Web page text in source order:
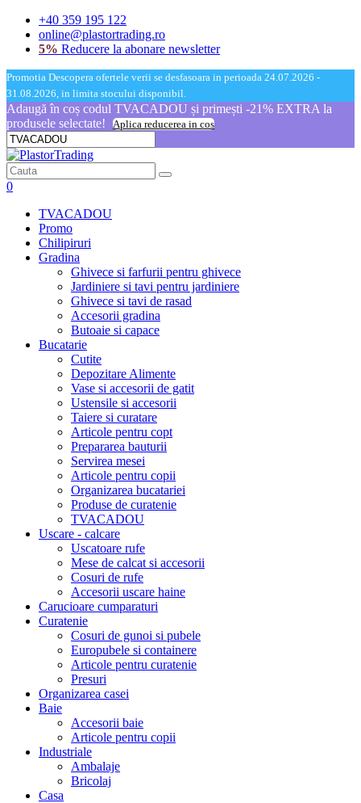
+40 359 195 122
online@plastortrading.ro
5% Reducere la abonare newsletter
Promotia Descopera ofertele verii se desfasoara in perioada 24.07.2026 -
31.08.2026, in limita stocului disponibil.
Adaugă în coș codul TVACADOU și primești -21% EXTRA la
produsele selectate!
Aplica reducerea in cos
0
TVACADOU
Promo
Chilipiruri
Gradina
Ghivece si farfurii pentru ghivece
Jardiniere si tavi pentru jardiniere
Ghivece si tavi de rasad
Accesorii gradina
Butoaie si capace
Bucatarie
Cutite
Depozitare Alimente
Vase si accesorii de gatit
Ustensile si accesorii
Taiere si curatare
Articole pentru copt
Prepararea bauturii
Servirea mesei
Articole pentru copii
Organizarea bucatariei
Produse de curatenie
TVACADOU
Uscare - calcare
Uscatoare rufe
Mese de calcat si accesorii
Cosuri de rufe
Accesorii uscare haine
Carucioare cumparaturi
Curatenie
Cosuri de gunoi si pubele
Europubele si containere
Articole pentru curatenie
Presuri
Organizarea casei
Baie
Accesorii baie
Articole pentru copii
Industriale
Ambalaje
Bricolaj
Casa